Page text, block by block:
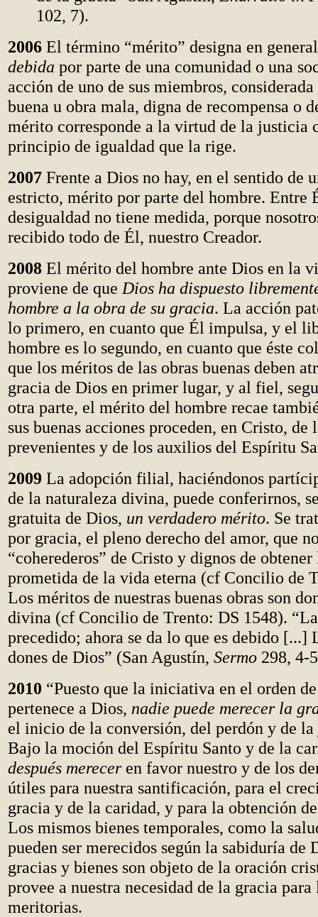
102, 7).
2006 El término “mérito” designa en
debida por parte de una comunidad o una
acción de uno de sus miembros,
buena u obra mala, digna de recompensa o
mérito corresponde a la virtud de la justicia
principio de igualdad que la rige.
2007 Frente a Dios no hay, en el sentido de
estricto, mérito por parte del hombre. Entre
desigualdad no tiene medida, porque
recibido todo de Él, nuestro Creador.
2008 El mérito del hombre ante Dios en la
proviene de que Dios ha dispuesto
hombre a la obra de su gracia. La acción
lo primero, en cuanto que Él impulsa, y el
hombre es lo segundo, en cuanto que éste
que los méritos de las obras buenas deben
gracia de Dios en primer lugar, y al fiel,
otra parte, el mérito del hombre recae
sus buenas acciones proceden, en Cristo, de
prevenientes y de los auxilios del Espíritu
2009 La adopción filial, haciéndonos
de la naturaleza divina, puede conferirnos,
gratuita de Dios, un verdadero mérito. Se
por gracia, el pleno derecho del amor, que
“coherederos” de Cristo y dignos de
prometida de la vida eterna (cf Concilio de
Los méritos de nuestras buenas obras son
divina (cf Concilio de Trento: DS 1548).
precedido; ahora se da lo que es debido [...]
dones de Dios” (San Agustín, Sermo 298, 4-
2010 “Puesto que la iniciativa en el orden
pertenece a Dios, nadie puede merecer la
el inicio de la conversión, del perdón y de
Bajo la moción del Espíritu Santo y de la
después mereceren favor nuestro y de los
útiles para nuestra santificación, para el
gracia y de la caridad, y para la obtención
Los mismos bienes temporales, como la
pueden ser merecidos según la sabiduría de
gracias y bienes son objeto de la oración
provee a nuestra necesidad de la gracia para
meritorias.